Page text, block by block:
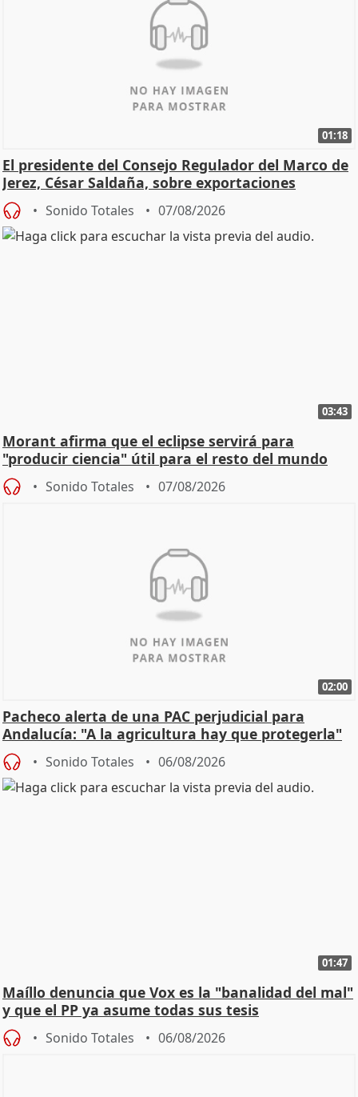
01:18
El presidente del Consejo Regulador del Marco de
Jerez, César Saldaña, sobre exportaciones
Sonido Totales 07/08/2026
03:43
Morant afirma que el eclipse servirá para
"producir ciencia" útil para el resto del mundo
Sonido Totales 07/08/2026
02:00
Pacheco alerta de una PAC perjudicial para
Andalucía: "A la agricultura hay que protegerla"
Sonido Totales 06/08/2026
01:47
Maíllo denuncia que Vox es la "banalidad del mal"
y que el PP ya asume todas sus tesis
Sonido Totales 06/08/2026